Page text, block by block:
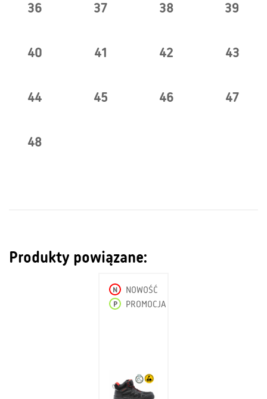
36 37 38 39
40 41 42 43
44 45 46 47
48
Produkty powiązane:
N NOWOŚĆ
P PROMOCJA